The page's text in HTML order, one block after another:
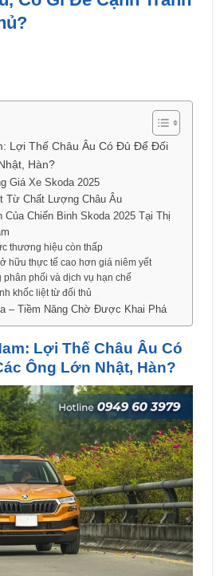
Lợi Thế Châu Âu Có Đủ Để Đối
Hàn?
Giá Xe Skoda 2025
Từ Chất Lượng Châu Âu
Của Chiến Binh Skoda 2025 Tại Thị
thương hiệu còn thấp
hữu thực tế cao hơn giá niêm yết
phân phối và dịch vụ hạn chế
khốc liệt từ đối thủ
– Tiềm Năng Chờ Được Khai Phá
Lợi Thế Châu Âu Có
Ông Lớn Nhật, Hàn?